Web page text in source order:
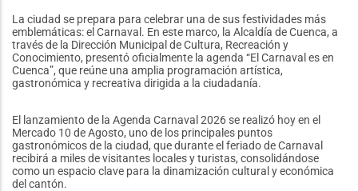
La ciudad se prepara para celebrar una de sus festividades más
emblemáticas: el Carnaval. En este marco, la Alcaldía de Cuenca, a
través de la Dirección Municipal de Cultura, Recreación y
Conocimiento, presentó oficialmente la agenda “El Carnaval es en
Cuenca”, que reúne una amplia programación artística,
gastronómica y recreativa dirigida a la ciudadanía.
El lanzamiento de la Agenda Carnaval 2026 se realizó hoy en el
Mercado 10 de Agosto, uno de los principales puntos
gastronómicos de la ciudad, que durante el feriado de Carnaval
recibirá a miles de visitantes locales y turistas, consolidándose
como un espacio clave para la dinamización cultural y económica
del cantón.